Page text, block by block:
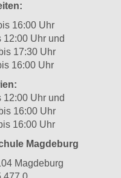
16:00 Uhr
Uhr und
Uhr
16:00 Uhr
Uhr und
Uhr
16:00 Uhr
Magdeburg
Magdeburg